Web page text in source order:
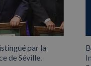
par la
de Séville.